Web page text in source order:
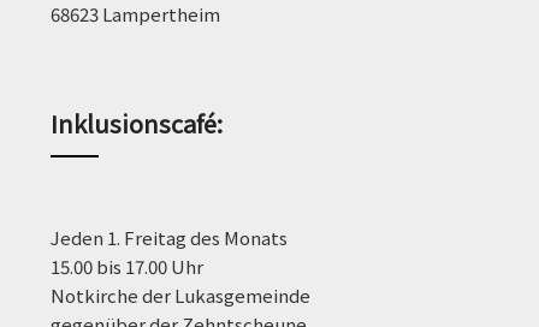
68623 Lampertheim
Inklusionscafé:
Jeden 1. Freitag des Monats
15.00 bis 17.00 Uhr
Notkirche der Lukasgemeinde